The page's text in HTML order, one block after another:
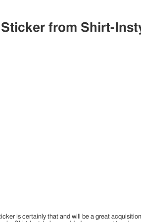
from Shirt-
is certainly that and will be a great